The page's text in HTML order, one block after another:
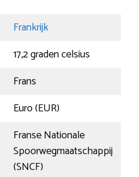
Frankrijk
17,2 graden celsius
Frans
Euro (EUR)
Franse Nationale
Spoorwegmaatschappij
(SNCF)